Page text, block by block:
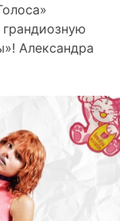
Александра